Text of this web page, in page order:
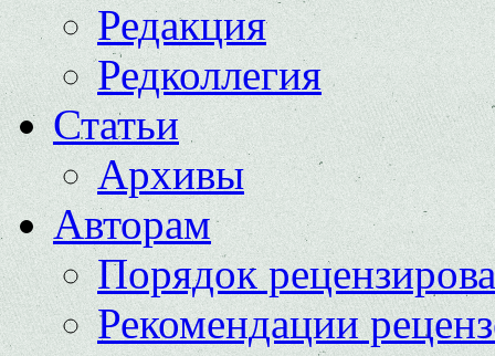
Редакция
Редколлегия
Статьи
Архивы
Авторам
Порядок
Рекомендации